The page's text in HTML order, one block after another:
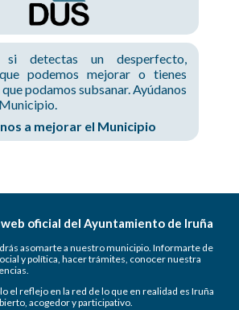
si detectas un desperfecto,
podemos mejorar o tienes
podamos subsanar. Ayúdanos
a mejorar el Municipio
oficial del Ayuntamiento de Iruña
asomarte a nuestro municipio. Informarte de
y política, hacer trámites, conocer nuestra
el reflejo en la red de lo que en realidad es Iruña
acogedor y participativo.